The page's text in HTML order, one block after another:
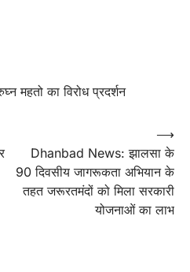
महतो का विरोध प्रदर्शन
Dhanbad News: झालसा के
90 दिवसीय जागरूकता अभियान के
तहत जरूरतमंदों को मिला सरकारी
योजनाओं का लाभ
⟶